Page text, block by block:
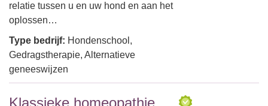
relatie tussen u en uw hond en aan het
oplossen…
Type bedrijf: Hondenschool,
Gedragstherapie, Alternatieve
geneeswijzen
Klassieke homeopathie